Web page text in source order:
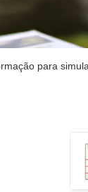
para